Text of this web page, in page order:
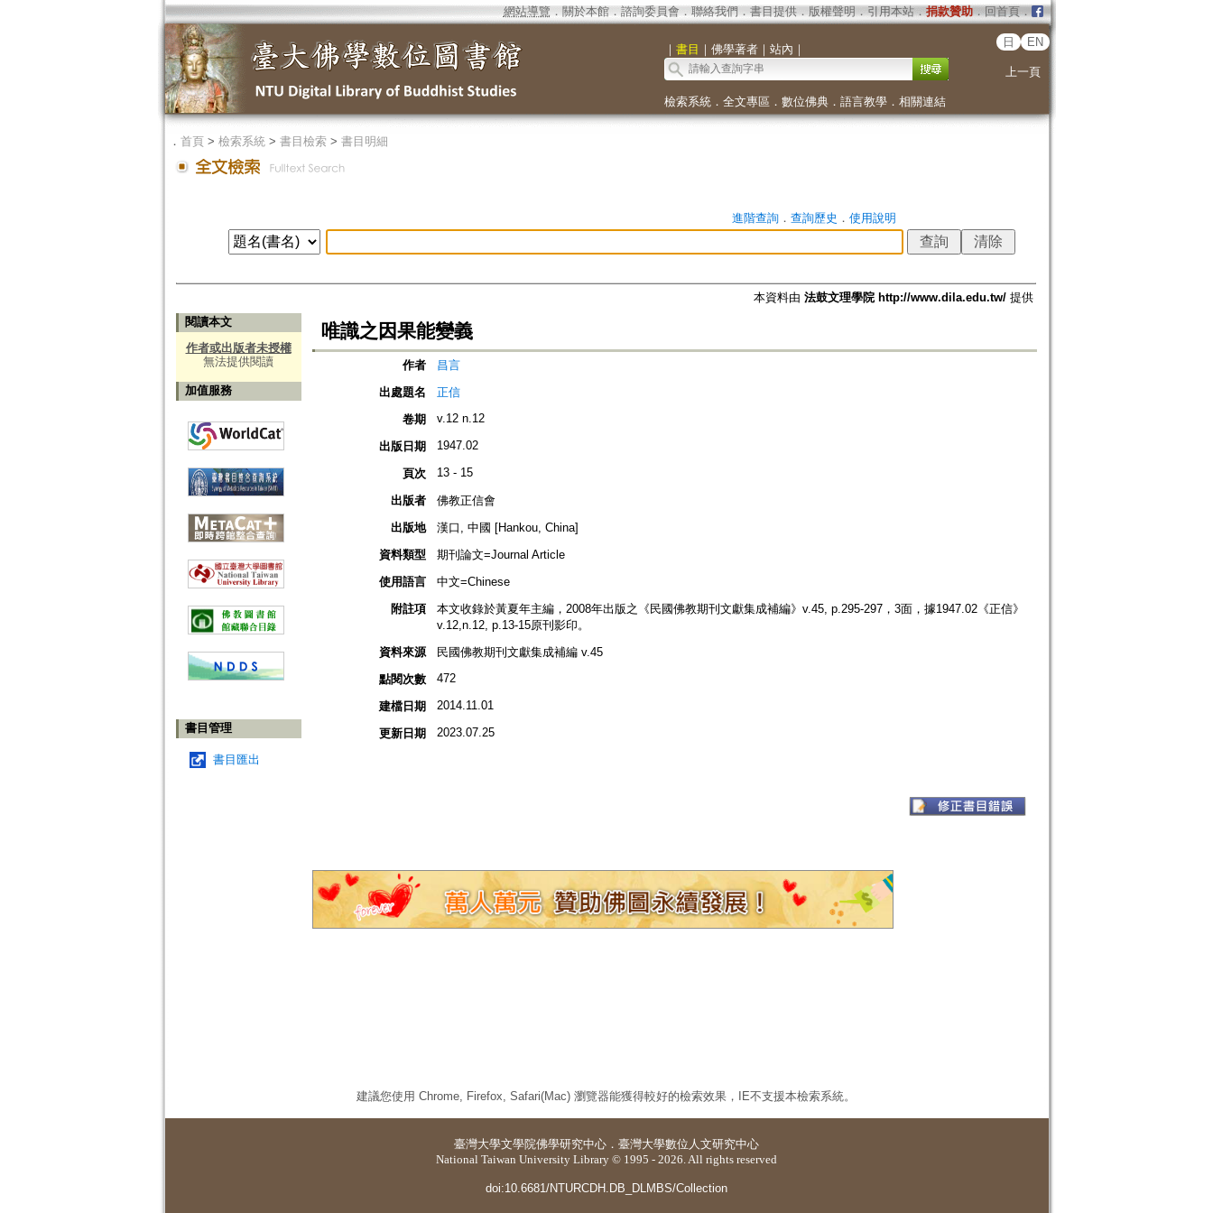
網站導覽 ． 關於本館． 諮詢委員會． 聯絡我們 ． 書目提供． 版權聲明 ． 引用本站． 捐款贊助．回首頁．
｜ 書目 ｜ 佛學著者｜ 站內 ｜
日 EN
上一頁
檢索系統． 全文專區 ． 數位佛典． 語言教學． 相關連結
． 首頁> 檢索系統> 書目檢索> 書目明細
進階查詢． 查詢歷史 ． 使用說明
本資料由 法鼓文理學院 http://www.dila.edu.tw/提供
閱讀本文
作者或出版者未授權
無法提供閱讀
加值服務
書目管理
書目匯出
唯識之因果能變義
作者
昌言
出處題名
正信
卷期
v.12 n.12
出版日期 1947.02
頁次 13 - 15
出版者
佛教正信會
出版地
漢口, 中國 [Hankou, China]
資料類型
期刊論文=Journal Article
使用語言
中文=Chinese
附註項
本文收錄於黃夏年主編，2008年出版之《民國佛教期刊文獻集成補編》v.45, p.295-297，3面，據1947.02《正信》
v.12,n.12, p.13-15原刊影印。
資料來源
民國佛教期刊文獻集成補編 v.45
點閱次數
472
建檔日期 2014.11.01
更新日期 2023.07.25
建議您使用 Chrome, Firefox, Safari(Mac) 瀏覽器能獲得較好的檢索效果，IE不支援本檢索系統。
臺灣大學文學院佛學研究中心 ． 臺灣大學數位人文研究中心
National Taiwan University Library © 1995 - 2026. All rights reserved
doi:10.6681/NTURCDH.DB_DLMBS/Collection